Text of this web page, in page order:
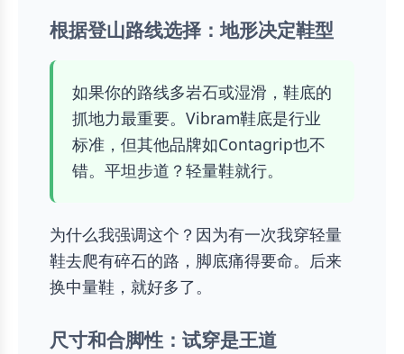
根据登山路线选择：地形决定鞋型
如果你的路线多岩石或湿滑，鞋底的
抓地力最重要。Vibram鞋底是行业
标准，但其他品牌如Contagrip也不
错。平坦步道？轻量鞋就行。
为什么我强调这个？因为有一次我穿轻量
鞋去爬有碎石的路，脚底痛得要命。后来
换中量鞋，就好多了。
尺寸和合脚性：试穿是王道